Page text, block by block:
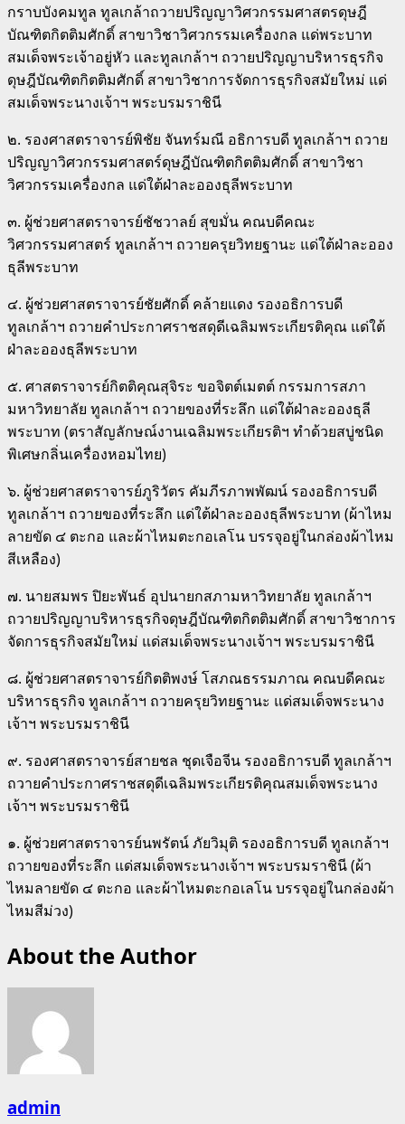
กราบบังคมทูล ทูลเกล้าถวายปริญญาวิศวกรรมศาสตรดุษฎี
บัณฑิตกิตติมศักดิ์ สาขาวิชาวิศวกรรมเครื่องกล แด่พระบาท
สมเด็จพระเจ้าอยู่หัว และทูลเกล้าฯ ถวายปริญญาบริหารธุรกิจ
ดุษฎีบัณฑิตกิตติมศักดิ์ สาขาวิชาการจัดการธุรกิจสมัยใหม่ แด่
สมเด็จพระนางเจ้าฯ พระบรมราชินี
๒. รองศาสตราจารย์พิชัย จันทร์มณี อธิการบดี ทูลเกล้าฯ ถวาย
ปริญญาวิศวกรรมศาสตร์ดุษฎีบัณฑิตกิตติมศักดิ์ สาขาวิชา
วิศวกรรมเครื่องกล แด่ใต้ฝ่าละอองธุลีพระบาท
๓. ผู้ช่วยศาสตราจารย์ชัชวาลย์ สุขมั่น คณบดีคณะ
วิศวกรรมศาสตร์ ทูลเกล้าฯ ถวายครุยวิทยฐานะ แด่ใต้ฝ่าละออง
ธุลีพระบาท
๔. ผู้ช่วยศาสตราจารย์ชัยศักดิ์ คล้ายแดง รองอธิการบดี
ทูลเกล้าฯ ถวายคำประกาศราชสดุดีเฉลิมพระเกียรติคุณ แด่ใต้
ฝ่าละอองธุลีพระบาท
๕. ศาสตราจารย์กิตติคุณสุจิระ ขอจิตต์เมตต์ กรรมการสภา
มหาวิทยาลัย ทูลเกล้าฯ ถวายของที่ระลึก แด่ใต้ฝ่าละอองธุลี
พระบาท (ตราสัญลักษณ์งานเฉลิมพระเกียรติฯ ทำด้วยสบู่ชนิด
พิเศษกลิ่นเครื่องหอมไทย)
๖. ผู้ช่วยศาสตราจารย์ภูริวัตร คัมภีรภาพพัฒน์ รองอธิการบดี
ทูลเกล้าฯ ถวายของที่ระลึก แด่ใต้ฝ่าละอองธุลีพระบาท (ผ้าไหม
ลายขัด ๔ ตะกอ และผ้าไหมตะกอเลโน บรรจุอยู่ในกล่องผ้าไหม
สีเหลือง)
๗. นายสมพร ปิยะพันธ์ อุปนายกสภามหาวิทยาลัย ทูลเกล้าฯ
ถวายปริญญาบริหารธุรกิจดุษฎีบัณฑิตกิตติมศักดิ์ สาขาวิชาการ
จัดการธุรกิจสมัยใหม่ แด่สมเด็จพระนางเจ้าฯ พระบรมราชินี
๘. ผู้ช่วยศาสตราจารย์กิตติพงษ์ โสภณธรรมภาณ คณบดีคณะ
บริหารธุรกิจ ทูลเกล้าฯ ถวายครุยวิทยฐานะ แด่สมเด็จพระนาง
เจ้าฯ พระบรมราชินี
๙. รองศาสตราจารย์สายชล ชุดเจือจีน รองอธิการบดี ทูลเกล้าฯ
ถวายคําประกาศราชสดุดีเฉลิมพระเกียรติคุณสมเด็จพระนาง
เจ้าฯ พระบรมราชินี
๑. ผู้ช่วยศาสตราจารย์นพรัตน์ ภัยวิมุติ รองอธิการบดี ทูลเกล้าฯ
ถวายของที่ระลึก แด่สมเด็จพระนางเจ้าฯ พระบรมราชินี (ผ้า
ไหมลายขัด ๔ ตะกอ และผ้าไหมตะกอเลโน บรรจุอยู่ในกล่องผ้า
ไหมสีม่วง)
About the Author
admin